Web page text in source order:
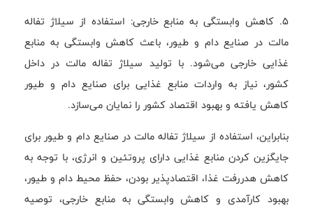
5. کاهش وابستگی به منابع خارجی: استفاده از سیلاژ تفاله
مالت در صنایع دام و طیور، باعث کاهش وابستگی به منابع
غذایی خارجی می‌شود. با تولید سیلاژ تفاله مالت در داخل
کشور، نیاز به واردات منابع غذایی برای صنایع دام و طیور
کاهش یافته و بهبود اقتصاد کشور را نمایان می‌سازد.
بنابراین، استفاده از سیلاژ تفاله مالت در صنایع دام و طیور برای
جایگزین کردن منابع غذایی دارای پروتئین و انرژی، با توجه به
کاهش هدررفت غذا، اقتصادپذیر بودن، حفظ محیط دام و طیور،
بهبود کارآمدی و کاهش وابستگی به منابع خارجی، توصیه